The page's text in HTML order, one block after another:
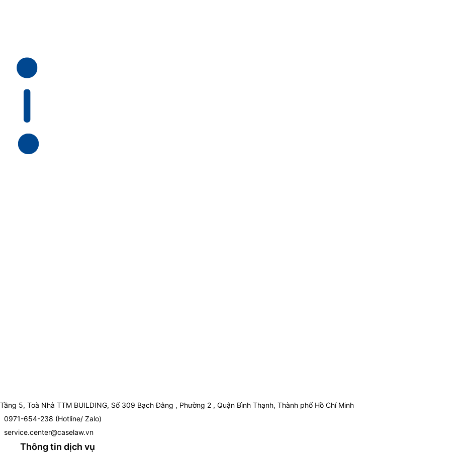
Tầng 5, Toà Nhà TTM BUILDING, Số 309 Bạch Đằng , Phường 2 , Quận Bình Thạnh, Thành phố Hồ Chí Minh
0971-654-238 (Hotline/ Zalo)
service.center@caselaw.vn
Thông tin dịch vụ